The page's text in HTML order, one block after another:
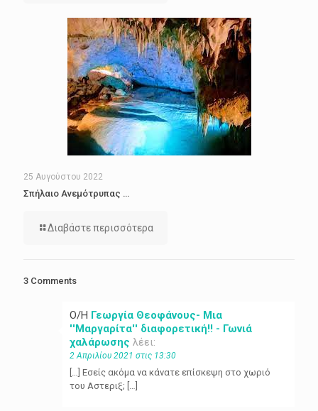
25 Αυγούστου 2022
Σπήλαιο Ανεμότρυπας …
Διαβάστε περισσότερα
3 Comments
Ο/Η Γεωργία Θεοφάνους- Μια
''Μαργαρίτα'' διαφορετική!! - Γωνιά
χαλάρωσης λέει:
2 Απριλίου 2021 στις 13:30
[…] Εσείς ακόμα να κάνατε επίσκεψη στο χωριό
του Αστεριξ; […]